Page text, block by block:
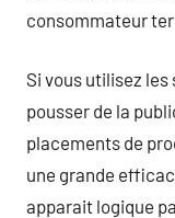
consommateur
Si vous utilisez
pousser de la
placements de
une grande
apparait logique